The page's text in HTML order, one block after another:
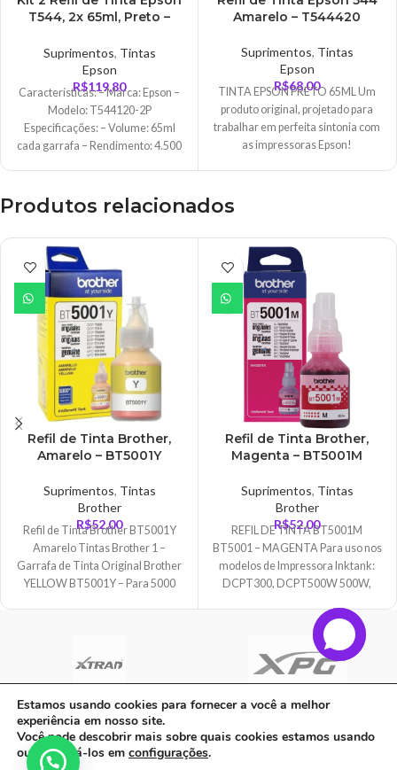
T544, 2x 65ml, Preto –
Suprimentos, Tintas
Epson
R$119,80
Características: – Marca: Epson –
Modelo: T544120-2P
Especificações: – Volume: 65ml
cada garrafa – Rendimento: 4.500
Amarelo – T544420
Suprimentos, Tintas
Epson
R$68,00
TINTA EPSON PRETO 65ML Um
produto original, projetado para
trabalhar em perfeita sintonia com
as impressoras Epson!
Produtos relacionados
Refil de Tinta Brother,
Amarelo – BT5001Y
Suprimentos, Tintas
Brother
R$52,00
Refil de Tinta Brother BT5001Y
Amarelo Tintas Brother 1 –
Garrafa de Tinta Original Brother
YELLOW BT5001Y – Para 5000
Refil de Tinta Brother,
Magenta – BT5001M
Suprimentos, Tintas
Brother
R$52,00
REFIL DE TINTA BT5001M
BT5001 – MAGENTA Para uso nos
modelos de Impressora Inktank:
DCPT300, DCPT500W 500W,
C A Informatica Ltda | CNPJ: 33.482.008/0001-90 | Avenida Dos Ipês,
QD31 LT23, Bairro Cidade Jardim, CEP: 68.515-000 - | PARAUAPEBAS-
Estamos usando cookies para fornecer a você a melhor
experiência em nosso site.
Você pode descobrir mais sobre quais cookies estamos usando
ou desativá-los em configurações.